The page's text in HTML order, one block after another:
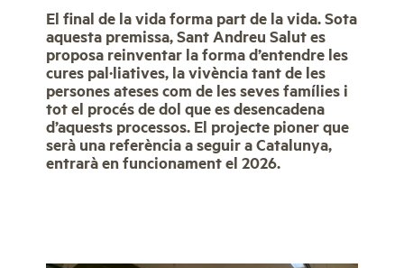
El final de la vida forma part de la vida. Sota
aquesta premissa, Sant Andreu Salut es
proposa reinventar la forma d’entendre les
cures pal·liatives, la vivència tant de les
persones ateses com de les seves famílies i
tot el procés de dol que es desencadena
d’aquests processos. El projecte pioner que
serà una referència a seguir a Catalunya,
entrarà en funcionament el 2026.